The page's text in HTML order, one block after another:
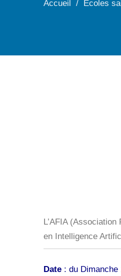
Accueil Ecoles
L’AFIA
en Intelligence
Date : du